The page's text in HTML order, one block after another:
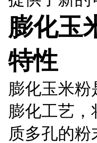
膨化玉
特性
膨化玉米
膨化工艺，
质多孔的